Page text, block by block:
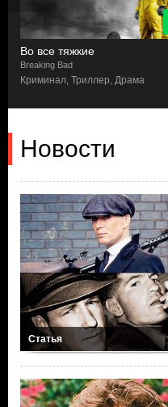
Во все тяжкие
Breaking Bad
Криминал, Триллер, Драма
Новости
Статья